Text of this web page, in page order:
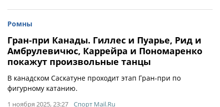
Ромны
Гран-при Канады. Гиллес и Пуарье, Рид и
Амбрулевичюс, Каррейра и Пономаренко
покажут произвольные танцы
В канадском Саскатуне проходит этап Гран-при по
фигурному катанию.
1 ноября 2025, 23:27 Спорт Mail.Ru